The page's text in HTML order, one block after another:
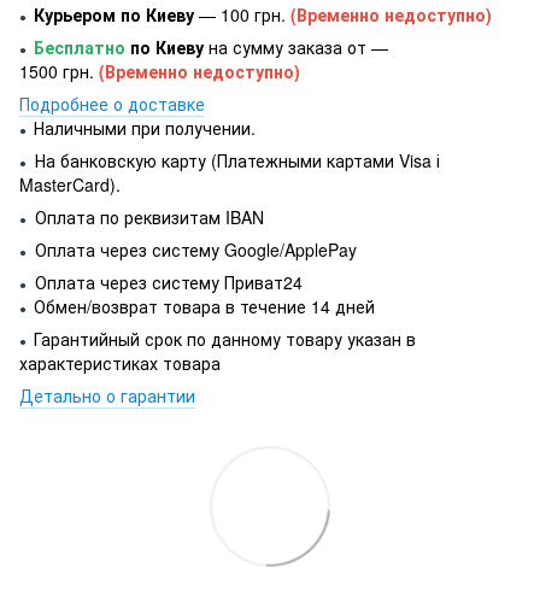
● Курьером по Киеву — 100 грн. (Временно недоступно)
● Бесплатно по Киеву на сумму заказа от —
1500 грн. (Временно недоступно)
Подробнее о доставке
● Наличными при получении.
● На банковскую карту (Платежными картами Visa і
MasterCard).
● Оплата по реквизитам IBAN
● Оплата через систему Google/ApplePay
● Оплата через систему Приват24
● Обмен/возврат товара в течение 14 дней
● Гарантийный срок по данному товару указан в
характеристиках товара
Детально о гарантии